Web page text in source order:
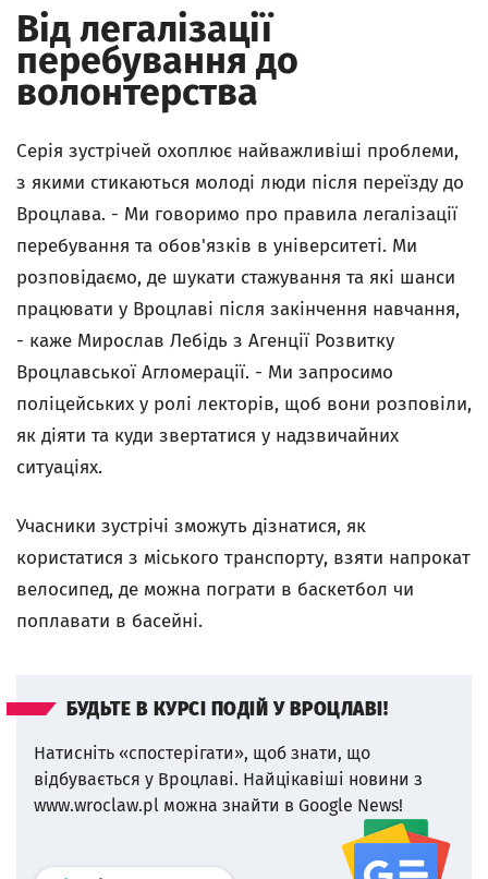
Від легалізації
перебування до
волонтерства
Серія зустрічей охоплює найважливіші проблеми,
з якими стикаються молоді люди після переїзду до
Вроцлава. - Ми говоримо про правила легалізації
перебування та обов'язків в університеті. Ми
розповідаємо, де шукати стажування та які шанси
працювати у Вроцлаві після закінчення навчання,
- каже Мирослав Лебідь з Агенції Розвитку
Вроцлавської Агломерації. - Ми запросимо
поліцейських у ролі лекторів, щоб вони розповіли,
як діяти та куди звертатися у надзвичайних
ситуаціях.
Учасники зустрічі зможуть дізнатися, як
користатися з міського транспорту, взяти напрокат
велосипед, де можна пограти в баскетбол чи
поплавати в басейні.
БУДЬТЕ В КУРСІ ПОДІЙ У ВРОЦЛАВІ!
Натисніть «спостерігати», щоб знати, що
відбувається у Вроцлаві. Найцікавіші новини з
www.wroclaw.pl можна знайти в Google News!